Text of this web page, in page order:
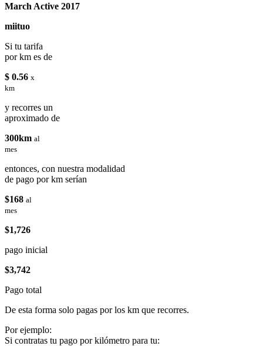
March Active 2017
miituo
Si tu tarifa
por km es de
$ 0.56 x
km
y recorres un
aproximado de
300km al
mes
entonces, con nuestra modalidad
de pago por km serían
$168 al
mes
$1,726
pago inicial
$3,742
Pago total
De esta forma solo pagas por los km que recorres.
Por ejemplo:
Si contratas tu pago por kilómetro para tu: